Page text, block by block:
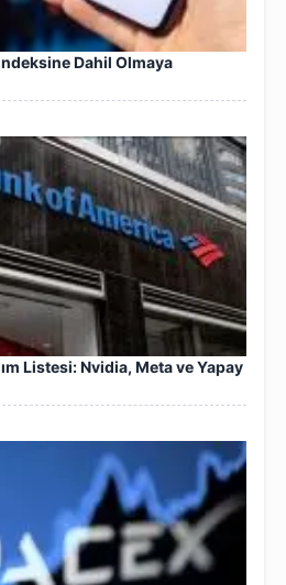
Dahil Olmaya
Listesi: Nvidia, Meta ve Yapay